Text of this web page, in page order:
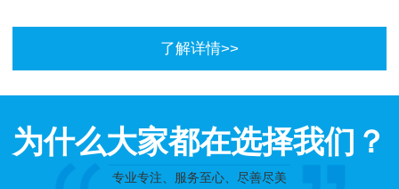
了解详情>>
为什么大家都在选择我们？
专业专注、服务至心、尽善尽美